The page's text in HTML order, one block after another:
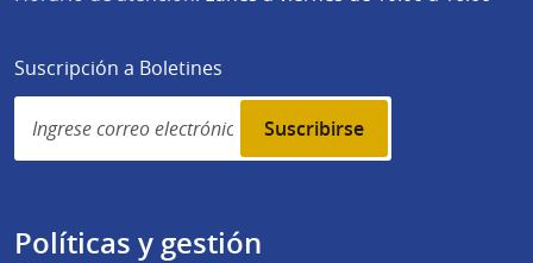
Suscripción a Boletines
Simplenews
subscription
Políticas y gestión